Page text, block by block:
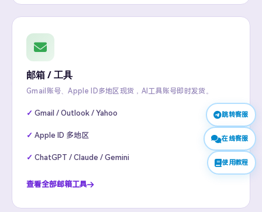
邮箱 / 工具
Gmail账号、Apple ID多地区现货，AI工具账号即时发货。
Gmail / Outlook / Yahoo
Apple ID 多地区
ChatGPT / Claude / Gemini
查看全部邮箱工具
跳转客服
在线客服
使用教程